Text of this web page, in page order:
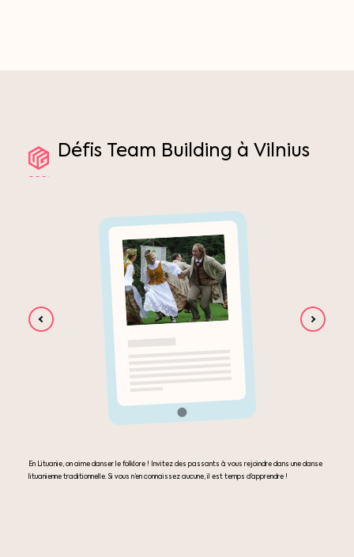
Défis Team Building à Vilnius
En Lituanie, on aime danser le folklore ! Invitez des passants à vous rejoindre dans une danse
lituanienne traditionnelle. Si vous n’en connaissez aucune, il est temps d’apprendre !